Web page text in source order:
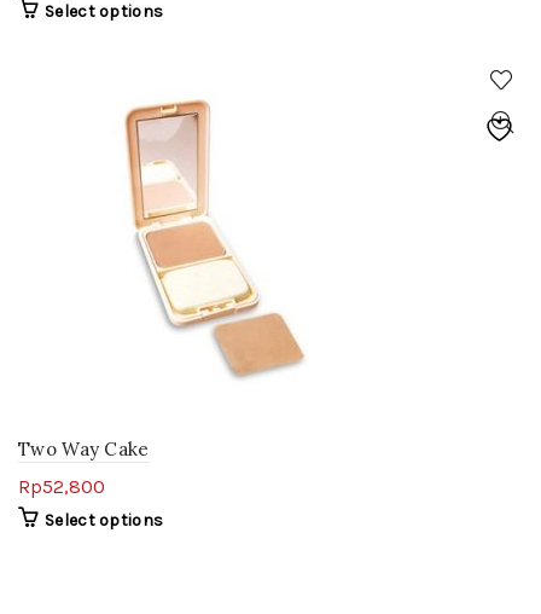
Select options
Two Way Cake
Rp52,800
Select options